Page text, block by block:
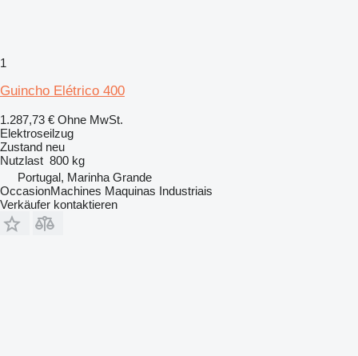
1
Guincho Elétrico 400
1.287,73 € Ohne MwSt.
Elektroseilzug
Zustand neu
Nutzlast 800 kg
Portugal, Marinha Grande
OccasionMachines Maquinas Industriais
Verkäufer kontaktieren